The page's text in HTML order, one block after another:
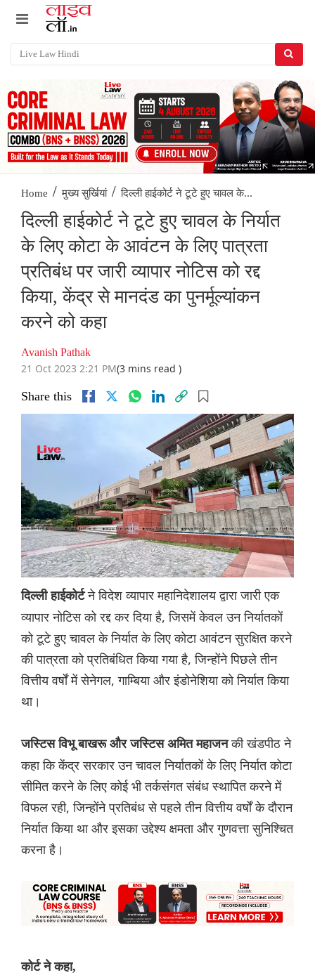
Home / मुख्य सुर्खियां / दिल्ली हाईकोर्ट ने टूटे हुए चावल के...
दिल्ली हाईकोर्ट ने टूटे हुए चावल के निर्यात
के लिए कोटा के आवंटन के लिए पात्रता
प्रतिबंध पर जारी व्यापार नोटिस को रद्द
किया, केंद्र से मानदंड का पुनर्मूल्यांकन
करने को कहा
Avanish Pathak
21 Oct 2023 2:21 PM(3 mins read )
Share this
दिल्ली हाईकोर्टने विदेश व्यापार महानिदेशालय द्वारा जारी एक
व्यापार नोटिस को रद्द कर दिया है, जिसमें केवल उन निर्यातकों
को टूटे हुए चावल के निर्यात के लिए कोटा आवंटन सुरक्षित करने
की पात्रता को प्रतिबंधित किया गया है, जिन्होंने पिछले तीन
वित्तीय वर्षों में सेनेगल, गाम्बिया और इंडोनेशिया को निर्यात किया
था।
जस्टिस विभू बाखरू और जस्टिस अमित महाजनकी खंडपीठ ने
कहा कि केंद्र सरकार उन चावल निर्यातकों के लिए निर्यात कोटा
सीमित करने के लिए कोई भी तर्कसंगत संबंध स्थापित करने में
विफल रही, जिन्होंने प्रतिबंध से पहले तीन वित्तीय वर्षों के दौरान
निर्यात किया था और इसका उद्देश्य क्षमता और गुणवत्ता सुनिश्चित
करना है।
कोर्ट ने कहा,